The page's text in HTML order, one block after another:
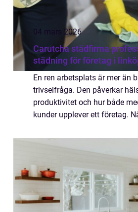
04 mars 2026
Carutcha städfirma professionell
städning för företag i
En ren arbetsplats är mer än
trivselfråga. Den påverkar
produktivitet och hur både
kunder upplever ett företag.
lokalvård dyker Carutcha